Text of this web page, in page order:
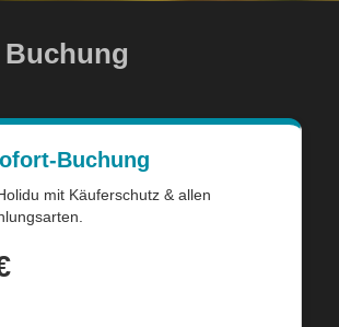
Buchung
Buchung
mit Käuferschutz & allen